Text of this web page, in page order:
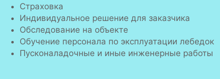
Страховка
Индивидуальное решение для заказчика
Обследование на объекте
Обучение персонала по эксплуатации лебедок
Пусконаладочные и иные инженерные работы